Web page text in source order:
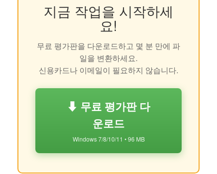
지금 작업을 시작하세
요!
무료 평가판을 다운로드하고 몇 분 만에 파
일을 변환하세요.
신용카드나 이메일이 필요하지 않습니다.
⬇ 무료 평가판 다
운로드
Windows 7/8/10/11 • 96 MB